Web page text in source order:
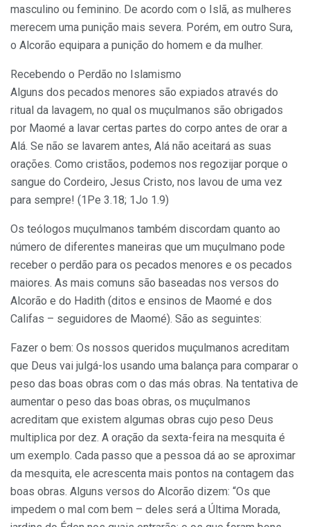
masculino ou feminino. De acordo com o Islã, as mulheres
merecem uma punição mais severa. Porém, em outro Sura,
o Alcorão equipara a punição do homem e da mulher.
Recebendo o Perdão no Islamismo
Alguns dos pecados menores são expiados através do
ritual da lavagem, no qual os muçulmanos são obrigados
por Maomé a lavar certas partes do corpo antes de orar a
Alá. Se não se lavarem antes, Alá não aceitará as suas
orações. Como cristãos, podemos nos regozijar porque o
sangue do Cordeiro, Jesus Cristo, nos lavou de uma vez
para sempre! (1Pe 3.18; 1Jo 1.9)
Os teólogos muçulmanos também discordam quanto ao
número de diferentes maneiras que um muçulmano pode
receber o perdão para os pecados menores e os pecados
maiores. As mais comuns são baseadas nos versos do
Alcorão e do Hadith (ditos e ensinos de Maomé e dos
Califas – seguidores de Maomé). São as seguintes:
Fazer o bem: Os nossos queridos muçulmanos acreditam
que Deus vai julgá-los usando uma balança para comparar o
peso das boas obras com o das más obras. Na tentativa de
aumentar o peso das boas obras, os muçulmanos
acreditam que existem algumas obras cujo peso Deus
multiplica por dez. A oração da sexta-feira na mesquita é
um exemplo. Cada passo que a pessoa dá ao se aproximar
da mesquita, ele acrescenta mais pontos na contagem das
boas obras. Alguns versos do Alcorão dizem: “Os que
impedem o mal com bem – deles será a Última Morada,